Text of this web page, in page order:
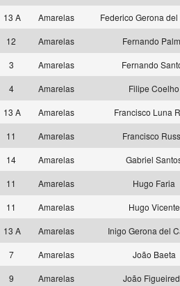
13 A Amarelas
Federico Gerona
12 Amarelas
Fernando
3 Amarelas
Fernando
4 Amarelas
Filipe Coelho
13 A Amarelas
Francisco Luna
11 Amarelas
Francisco
14 Amarelas
Gabriel
11 Amarelas
Hugo Faria
11 Amarelas
Hugo Vicente
13 A Amarelas
Inigo Gerona del
7 Amarelas
João Baeta
9 Amarelas
João